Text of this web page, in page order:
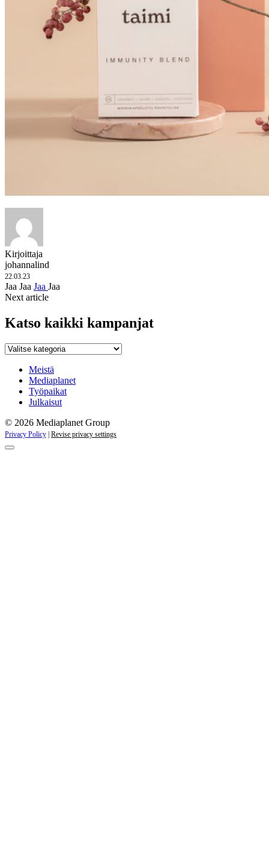
Kirjoittaja
johannalind
22.03.23
Jaa Jaa Jaa Jaa
Next article
Katso kaikki kampanjat
Katso
kampanjat
Meistä
Mediaplanet
Työpaikat
Julkaisut
© 2026 Mediaplanet Group
Privacy Policy | Revise privacy settings